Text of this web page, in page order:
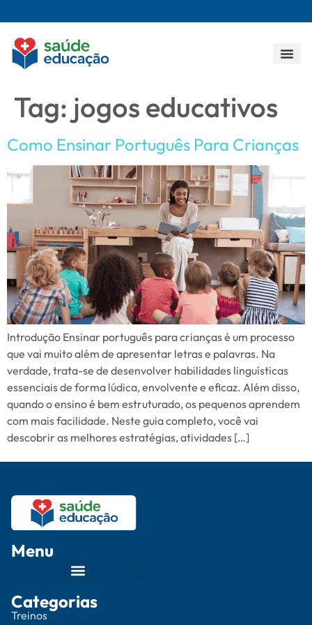
Tag: jogos educativos
Como Ensinar Português Para Crianças
Introdução Ensinar português para crianças é um processo
que vai muito além de apresentar letras e palavras. Na
verdade, trata-se de desenvolver habilidades linguísticas
essenciais de forma lúdica, envolvente e eficaz. Além disso,
quando o ensino é bem estruturado, os pequenos aprendem
com mais facilidade. Neste guia completo, você vai
descobrir as melhores estratégias, atividades […]
Menu
Categorias
Treinos